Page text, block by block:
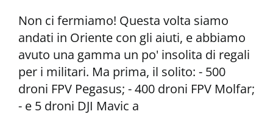
Non ci fermiamo! Questa volta siamo
andati in Oriente con gli aiuti, e abbiamo
avuto una gamma un po' insolita di regali
per i militari. Ma prima, il solito: - 500
droni FPV Pegasus; - 400 droni FPV Molfar;
- e 5 droni DJI Mavic a